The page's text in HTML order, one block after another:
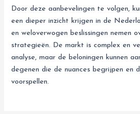
Door deze aanbevelingen te volgen,
een dieper inzicht krijgen in de
en weloverwogen beslissingen nemen
strategieën. De markt is complex en
analyse, maar de beloningen kunnen
degenen die de nuances begrijpen en
voorspellen.